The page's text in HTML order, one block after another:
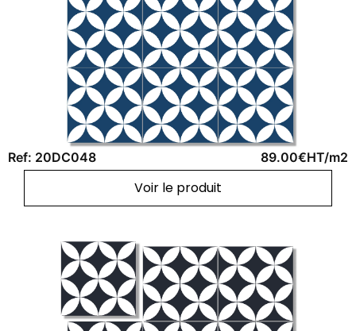
Ref: 20DC048 89.00€HT/m2
Voir le produit